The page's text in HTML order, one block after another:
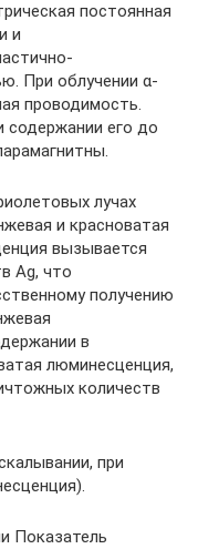
постоянная
и
При облучении α-
проводимость.
содержании его до
лучах
и красноватая
вызывается
Ag, что
получению
в
люминесценция,
количеств
при
Показатель